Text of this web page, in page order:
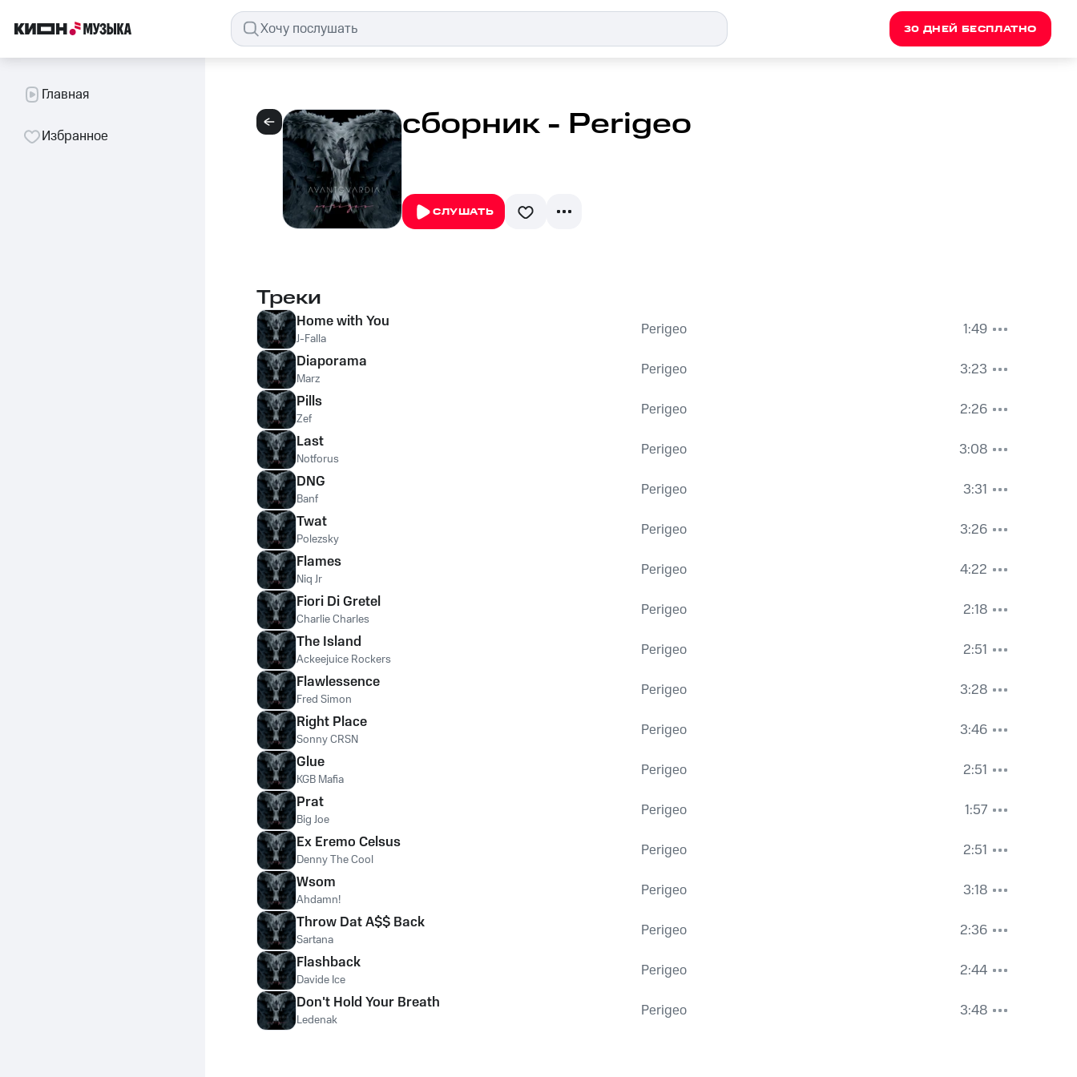
30 ДНЕЙ БЕСПЛАТНО
Главная
Избранное сборник - Perigeo
СЛУШАТЬ
Треки
Home with You
J-Falla Perigeo
1:49
Diaporama
Marz Perigeo
3:23
Pills
Zef Perigeo
2:26
Last
Notforus Perigeo
3:08
DNG
Banf Perigeo
3:31
Twat
Polezsky Perigeo
3:26
Flames
Niq Jr Perigeo
4:22
Fiori Di Gretel
Charlie Charles Perigeo
2:18
The Island
Ackeejuice Rockers Perigeo
2:51
Flawlessence
Fred Simon Perigeo
3:28
Right Place
Sonny CRSN Perigeo
3:46
Glue
KGB Mafia Perigeo
2:51
Prat
Big Joe Perigeo
1:57
Ex Eremo Celsus
Denny The Cool Perigeo
2:51
Wsom
Ahdamn! Perigeo
3:18
Throw Dat A$$ Back
Sartana Perigeo
2:36
Flashback
Davide Ice Perigeo
2:44
Don't Hold Your Breath
Ledenak Perigeo 3:48